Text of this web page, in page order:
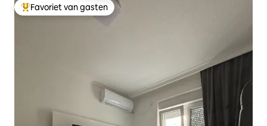
Topfavoriet van gasten
Favoriet van gasten